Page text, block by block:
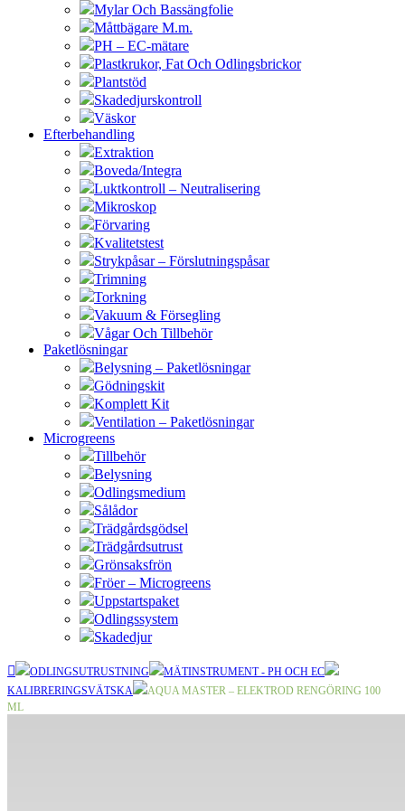
Mylar Och Bassängfolie
Måttbägare M.m.
PH – EC-mätare
Plastkrukor, Fat Och Odlingsbrickor
Plantstöd
Skadedjurskontroll
Väskor
Efterbehandling
Extraktion
Boveda/Integra
Luktkontroll – Neutralisering
Mikroskop
Förvaring
Kvalitetstest
Strykpåsar – Förslutningspåsar
Trimning
Torkning
Vakuum & Försegling
Vågar Och Tillbehör
Paketlösningar
Belysning – Paketlösningar
Gödningskit
Komplett Kit
Ventilation – Paketlösningar
Microgreens
Tillbehör
Belysning
Odlingsmedium
Sålådor
Trädgårdsgödsel
Trädgårdsutrust
Grönsaksfrön
Fröer – Microgreens
Uppstartspaket
Odlingssystem
Skadedjur
ODLINGSUTRUSTNING
MÄTINSTRUMENT - PH OCH EC
KALIBRERINGSVÄTSKA
AQUA MASTER – ELEKTROD RENGÖRING 100
ML